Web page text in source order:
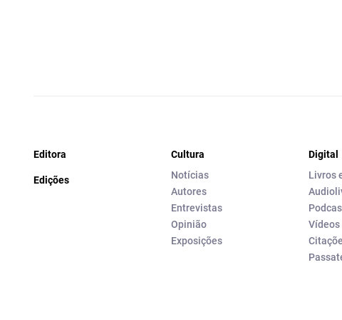
Editora
Edições
Cultura
Notícias
Autores
Entrevistas
Opinião
Exposições
Digital
Livros
Vídeos